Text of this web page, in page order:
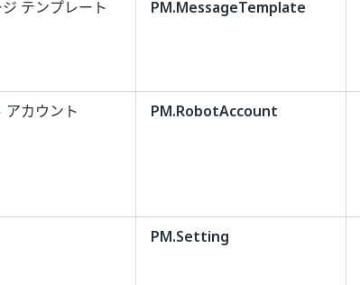
テンプレート
PM.MessageTemplate
アカウント
PM.RobotAccount
PM.Setting